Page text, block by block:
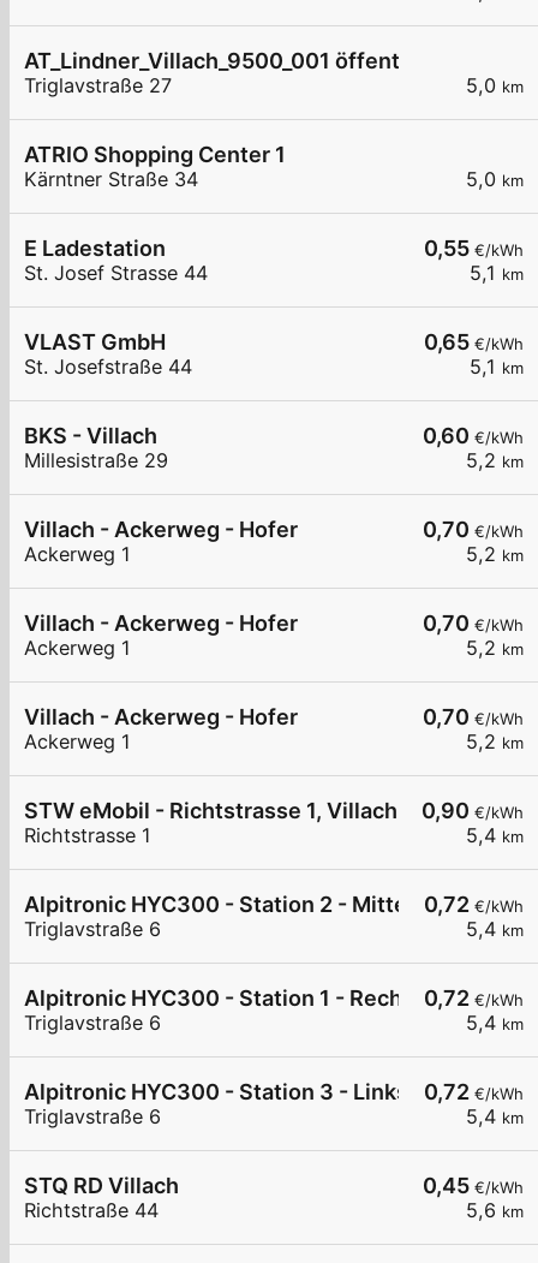
5,0 km
AT_Lindner_Villach_9500_001 öffentlich
Triglavstraße 27
5,0 km
ATRIO Shopping Center 1
Kärntner Straße 34
0,55 €/kWh
5,1 km
E Ladestation
St. Josef Strasse 44
0,65 €/kWh
5,1 km
VLAST GmbH
St. Josefstraße 44
0,60 €/kWh
5,2 km
BKS - Villach
Millesistraße 29
0,70 €/kWh
5,2 km
Villach - Ackerweg - Hofer
Ackerweg 1
0,70 €/kWh
5,2 km
Villach - Ackerweg - Hofer
Ackerweg 1
0,70 €/kWh
5,2 km
Villach - Ackerweg - Hofer
Ackerweg 1
0,90 €/kWh
5,4 km
STW eMobil - Richtstrasse 1, Villach
Richtstrasse 1
0,72 €/kWh
5,4 km
Alpitronic HYC300 - Station 2 - Mitte
Triglavstraße 6
0,72 €/kWh
5,4 km
Alpitronic HYC300 - Station 1 - Rechts
Triglavstraße 6
0,72 €/kWh
5,4 km
Alpitronic HYC300 - Station 3 - Links
Triglavstraße 6
0,45 €/kWh
5,6 km
STQ RD Villach
Richtstraße 44